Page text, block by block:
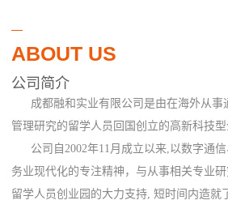
ABOUT US
公司简介
成都融和实业有限公司是由在海外从事
管理研究的留学人员回国创立的高新科技
公司自2002年11月成立以来,以数字通信
务业现代化的专注精神，与从事相关专业
留学人员创业园的大力支持, 短时间内造